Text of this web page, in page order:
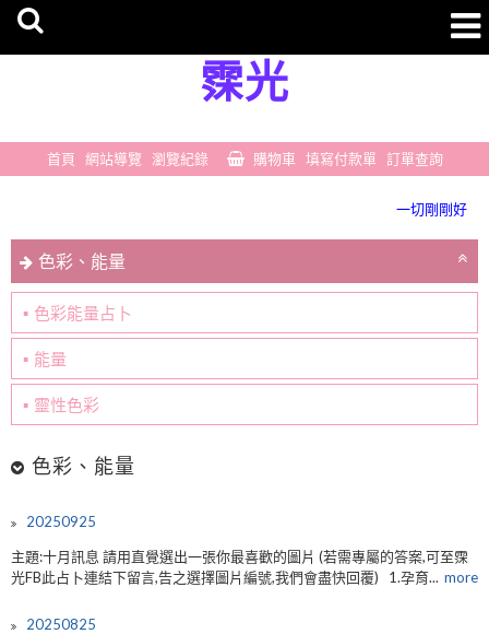
霂光
首頁 網站導覽 瀏覽紀錄 購物車 填寫付款單
訂單查詢
豐盛無所不在
一切剛剛好
豐盛無所不在
色彩、能量
色彩能量占卜
能量
靈性色彩
色彩、能量
20250925
主題:十月訊息 請用直覺選出一張你最喜歡的圖片 (若需專屬的答案,可至霂
光FB此占卜連結下留言,告之選擇圖片編號,我們會盡快回覆) 1.孕育... more
20250825